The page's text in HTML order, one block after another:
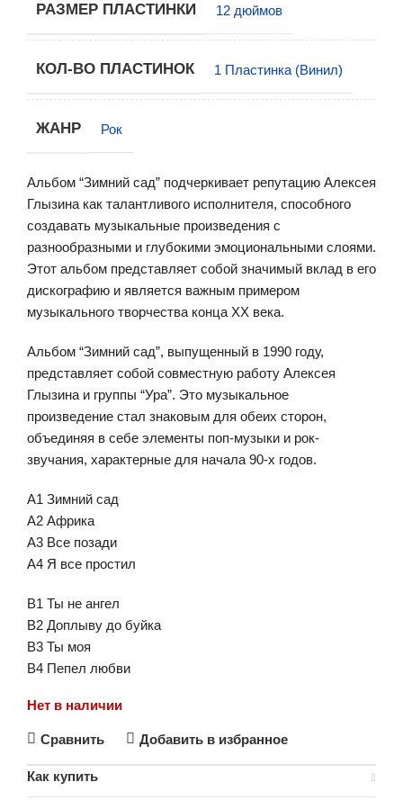
РАЗМЕР ПЛАСТИНКИ 12 дюймов
КОЛ-ВО ПЛАСТИНОК 1 Пластинка (Винил)
ЖАНР Рок
Альбом “Зимний сад” подчеркивает репутацию Алексея
Глызина как талантливого исполнителя, способного
создавать музыкальные произведения с
разнообразными и глубокими эмоциональными слоями.
Этот альбом представляет собой значимый вклад в его
дискографию и является важным примером
музыкального творчества конца XX века.
Альбом “Зимний сад”, выпущенный в 1990 году,
представляет собой совместную работу Алексея
Глызина и группы “Ура”. Это музыкальное
произведение стал знаковым для обеих сторон,
объединяя в себе элементы поп-музыки и рок-
звучания, характерные для начала 90-х годов.
A1 Зимний сад
A2 Африка
A3 Все позади
A4 Я все простил
B1 Ты не ангел
B2 Доплыву до буйка
B3 Ты моя
B4 Пепел любви
Нет в наличии
Сравнить Добавить в избранное
Как купить